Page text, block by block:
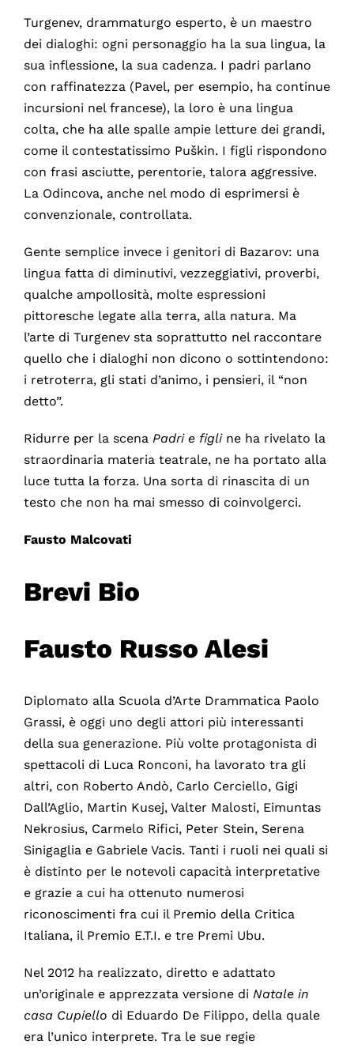
Turgenev, drammaturgo esperto, è un maestro
dei dialoghi: ogni personaggio ha la sua lingua, la
sua inflessione, la sua cadenza. I padri parlano
con raffinatezza (Pavel, per esempio, ha continue
incursioni nel francese), la loro è una lingua
colta, che ha alle spalle ampie letture dei grandi,
come il contestatissimo Puškin. I figli rispondono
con frasi asciutte, perentorie, talora aggressive.
La Odincova, anche nel modo di esprimersi è
convenzionale, controllata.
Gente semplice invece i genitori di Bazarov: una
lingua fatta di diminutivi, vezzeggiativi, proverbi,
qualche ampollosità, molte espressioni
pittoresche legate alla terra, alla natura. Ma
l’arte di Turgenev sta soprattutto nel raccontare
quello che i dialoghi non dicono o sottintendono:
i retroterra, gli stati d’animo, i pensieri, il “non
detto”.
Ridurre per la scena Padri e figline ha rivelato la
straordinaria materia teatrale, ne ha portato alla
luce tutta la forza. Una sorta di rinascita di un
testo che non ha mai smesso di coinvolgerci.
Fausto Malcovati
Brevi Bio
Fausto Russo Alesi
Diplomato alla Scuola d’Arte Drammatica Paolo
Grassi, è oggi uno degli attori più interessanti
della sua generazione. Più volte protagonista di
spettacoli di Luca Ronconi, ha lavorato tra gli
altri, con Roberto Andò, Carlo Cerciello, Gigi
Dall’Aglio, Martin Kusej, Valter Malosti, Eimuntas
Nekrosius, Carmelo Rifici, Peter Stein, Serena
Sinigaglia e Gabriele Vacis. Tanti i ruoli nei quali si
è distinto per le notevoli capacità interpretative
e grazie a cui ha ottenuto numerosi
riconoscimenti fra cui il Premio della Critica
Italiana, il Premio E.T.I. e tre Premi Ubu.
Nel 2012 ha realizzato, diretto e adattato
un’originale e apprezzata versione di Natale in
casa Cupiello di Eduardo De Filippo, della quale
era l’unico interprete. Tra le sue regie